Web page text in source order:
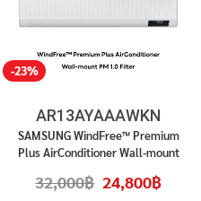
-23%
AR13AYAAAWKN
SAMSUNG WindFree™ Premium
Plus AirConditioner Wall-mount
INVERTER รุ่น AR13AYAAAWKN
32,000฿ Original
price
24,800฿price